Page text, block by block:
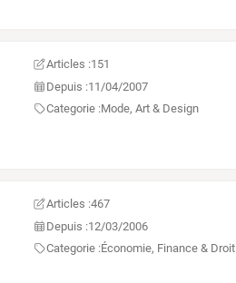
Articles :151
Depuis :11/04/2007
Categorie :Mode, Art & Design
Articles :467
Depuis :12/03/2006
Categorie :Économie, Finance & Droit